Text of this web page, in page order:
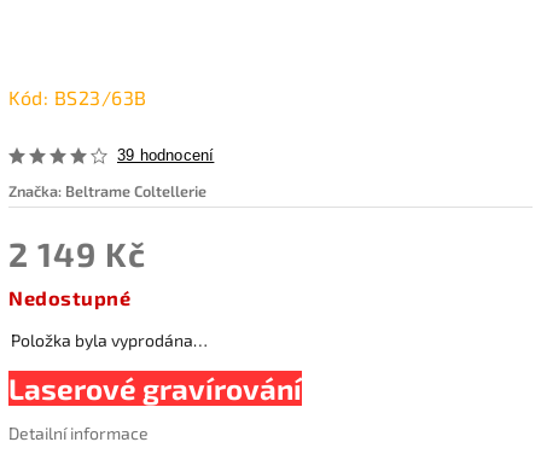
Kód: BS23/63B
39 hodnocení
Značka: Beltrame Coltellerie
2 149 Kč
Nedostupné
Položka byla vyprodána…
Laserové gravírování
Detailní informace